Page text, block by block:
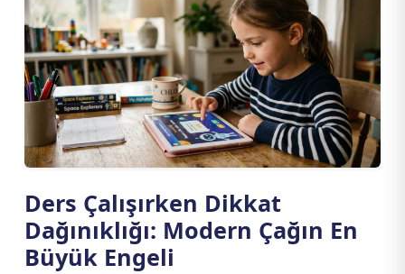
Ders Çalışırken Dikkat
Dağınıklığı: Modern Çağın En
Büyük Engeli